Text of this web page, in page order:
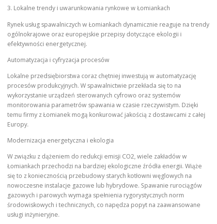
3. Lokalne trendy i uwarunkowania rynkowe w Łomiankach
Rynek usług spawalniczych w Łomiankach dynamicznie reaguje na trendy
ogólnokrajowe oraz europejskie przepisy dotyczące ekologii i
efektywności energetycznej.
Automatyzacja i cyfryzacja procesów
Lokalne przedsiębiorstwa coraz chętniej inwestują w automatyzację
procesów produkcyjnych. W spawalnictwie przekłada się to na
wykorzystanie urządzeń sterowanych cyfrowo oraz systemów
monitorowania parametrów spawania w czasie rzeczywistym. Dzięki
temu firmy z Łomianek mogą konkurować jakością z dostawcami z całej
Europy.
Modernizacja energetyczna i ekologia
W związku z dążeniem do redukcji emisji CO2, wiele zakładów w
Łomiankach przechodzi na bardziej ekologiczne źródła energii. Wiąże
się to z koniecznością przebudowy starych kotłowni węglowych na
nowoczesne instalacje gazowe lub hybrydowe. Spawanie rurociągów
gazowych i parowych wymaga spełnienia rygorystycznych norm
środowiskowych i technicznych, co napędza popyt na zaawansowane
usługi inżynieryjne.